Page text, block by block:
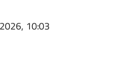
10:03